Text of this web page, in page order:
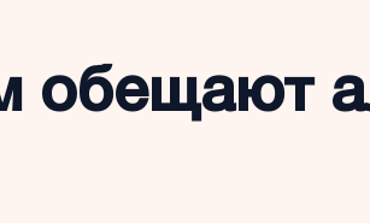
обещают